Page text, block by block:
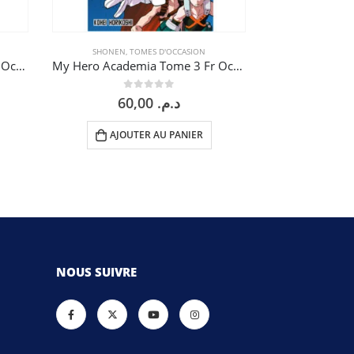
My Hero Academia Tome 2 Fr Occasion
SHONEN, TOMES D'OCCASION
My Hero Academia Tome 3 Fr Occasion
0sur 5د.م.
AJOUTER AU PANIER
NOUS SUIVRE